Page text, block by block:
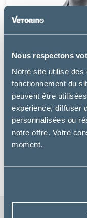
Nous respectons
Notre site utilise
fonctionnement du
peuvent être
expérience, diffuser
personnalisées ou
notre offre. Votre
moment.
TONDEUSE